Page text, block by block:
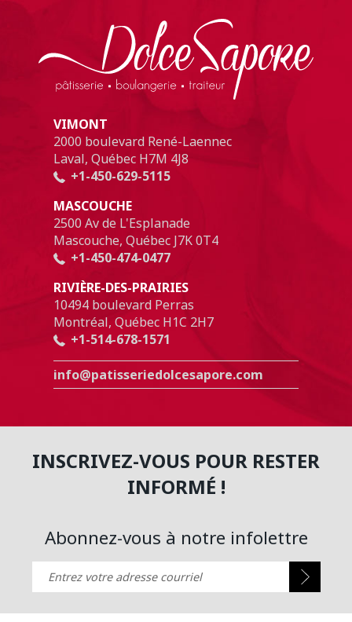
VIMONT
2000 boulevard René-Laennec
Laval, Québec H7M 4J8
+1-450-629-5115
MASCOUCHE
2500 Av de L'Esplanade
Mascouche, Québec J7K 0T4
+1-450-474-0477
RIVIÈRE-DES-PRAIRIES
10494 boulevard Perras
Montréal, Québec H1C 2H7
+1-514-678-1571
info@patisseriedolcesapore.com
INSCRIVEZ-VOUS POUR RESTER
INFORMÉ !
Abonnez-vous à notre infolettre
Entrez votre adresse courriel